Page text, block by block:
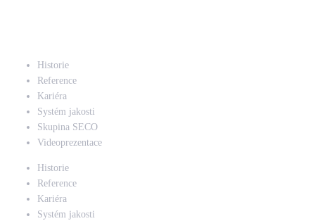
Historie
Reference
Kariéra
Systém jakosti
Skupina SECO
Videoprezentace
Historie
Reference
Kariéra
Systém jakosti